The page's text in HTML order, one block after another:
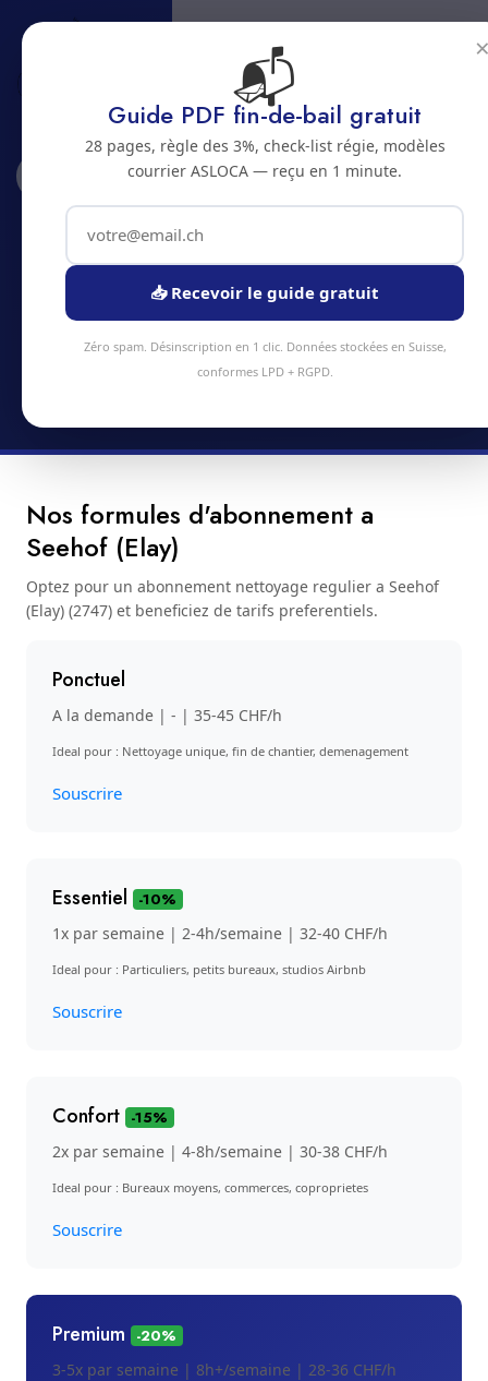
Abonnements Seehof (Elay)
Abonnement nettoyage a Seehof
(Elay)
Economisez jusqu'a 20% avec un abonnement
nettoyage regulier a Seehof (Elay)
Nos formules d'abonnement a
Seehof (Elay)
Optez pour un abonnement nettoyage regulier a Seehof
(Elay) (2747) et beneficiez de tarifs preferentiels.
Ponctuel
A la demande | - | 35-45 CHF/h
Ideal pour : Nettoyage unique, fin de chantier, demenagement
Souscrire
Essentiel
-10%
1x par semaine | 2-4h/semaine | 32-40 CHF/h
Ideal pour : Particuliers, petits bureaux, studios Airbnb
Souscrire
Confort -15%
2x par semaine | 4-8h/semaine | 30-38 CHF/h
Ideal pour : Bureaux moyens, commerces, coproprietes
Souscrire
Premium
-20%
3-5x par semaine | 8h+/semaine | 28-36 CHF/h
📬
Guide PDF fin-de-bail gratuit
28 pages, règle des 3%, check-list régie, modèles
courrier ASLOCA — reçu en 1 minute.
📥 Recevoir le guide gratuit
Zéro spam. Désinscription en 1 clic. Données stockées en Suisse,
conformes LPD + RGPD.